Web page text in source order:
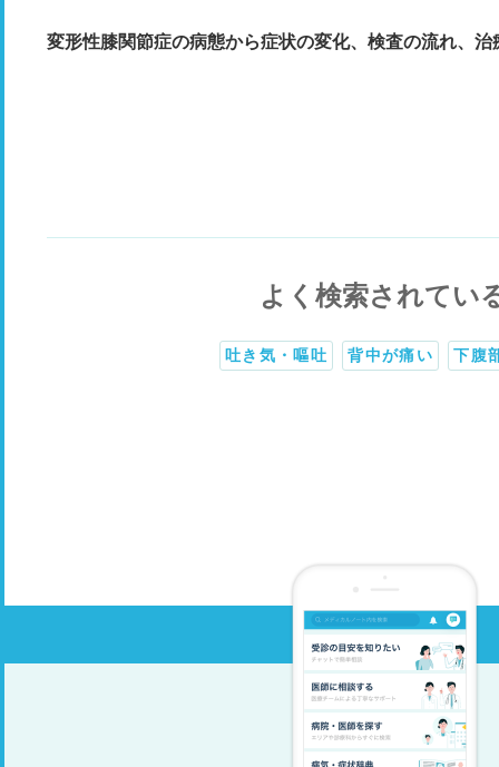
変形性膝関節症の病態から症状の変化、検査の流れ、治
よく検索されてい
吐き気・嘔吐 背中が痛い 下腹